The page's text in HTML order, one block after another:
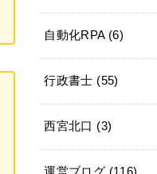
自動化RPA (6)
行政書士 (55)
西宮北口 (3)